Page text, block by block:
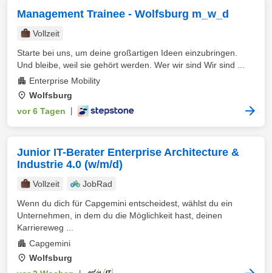
Management Trainee - Wolfsburg m_w_d
Vollzeit
Starte bei uns, um deine großartigen Ideen einzubringen.
Und bleibe, weil sie gehört werden. Wer wir sind Wir sind ...
Enterprise Mobility
Wolfsburg
vor 6 Tagen
Junior IT-Berater Enterprise Architecture &
Industrie 4.0 (w/m/d)
Vollzeit
JobRad
Wenn du dich für Capgemini entscheidest, wählst du ein
Unternehmen, in dem du die Möglichkeit hast, deinen
Karriereweg ...
Capgemini
Wolfsburg